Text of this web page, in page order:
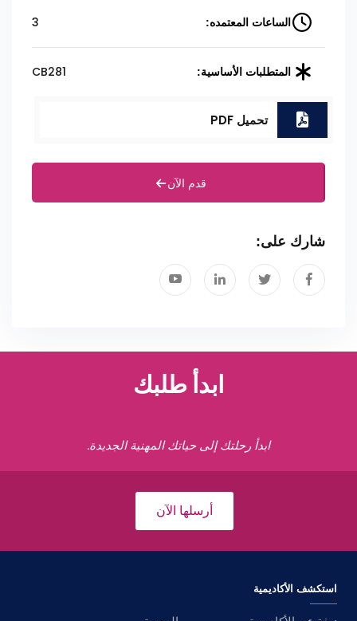
الساعات المعتمده: 3
المتطلبات الأساسية: CB281
تحميل PDF
قدم الآن
شارك على:
ابدأ طلبك
ابدأ رحلتك إلى حياتك المهنية الجديدة.
أرسلها الآن
استكشف الأكاديمية